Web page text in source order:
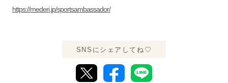
https://mederi.jp/sportsambassador/
SNSにシェアしてね♡